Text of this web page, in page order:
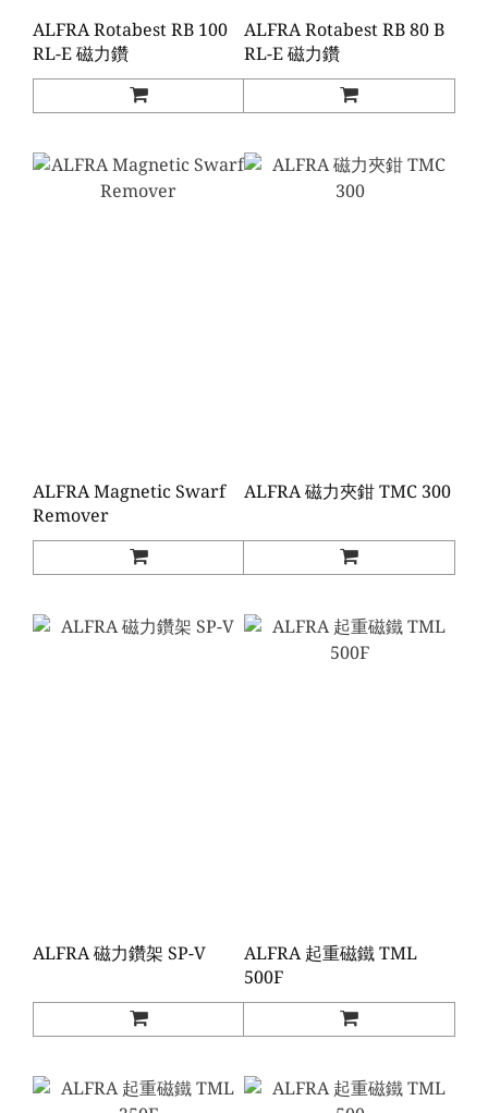
ALFRA Rotabest RB 100
RL-E 磁力鑽
ALFRA Rotabest RB 80 B
RL-E 磁力鑽
ALFRA Magnetic Swarf
Remover
ALFRA 磁力夾鉗 TMC 300
ALFRA 磁力鑽架 SP-V
ALFRA 起重磁鐵 TML
500F